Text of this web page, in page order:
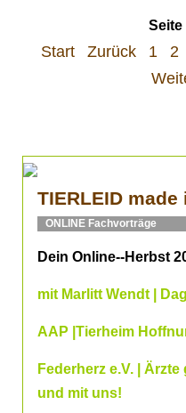
Seite
Start Zurück 1 2
TIERLEID
ONLINE Fachvorträge
Dein Online--Herbst
mit Marlitt Wendt |
AAP |Tierheim
Federherz e.V. | Ärzte
und mit uns!